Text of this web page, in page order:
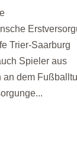
Trier-Saarburg
Spieler aus
an dem